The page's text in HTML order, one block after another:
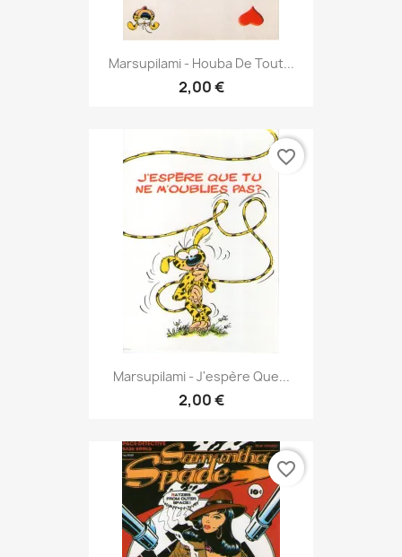
Marsupilami - Houba De Tout...
2,00 €
Marsupilami - J'espère Que...
2,00 €
favorite_border
favorite_border